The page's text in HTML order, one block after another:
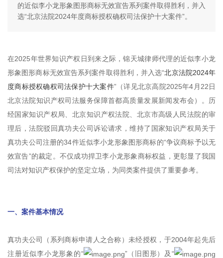
的近似李小龙形象图形商标无效宣告系列案件取得胜利，并入
选“北京法院2024年度商标授权确权司法保护十大案件”。
在2025年世界知识产权日到来之际，锦天城律师代理的近似李小龙
形象图形商标无效宣告系列案件取得胜利，并入选“北京法院2024年
度商标授权确权司法保护十大案件”（详见北京高院2025年4月22日
北京法院知识产权司法服务保障首都高质量发展新闻发布会）。历
经国家知识产权局、北京知识产权法院、北京市高级人民法院的审
理后，法院驳回真功夫公司诉讼请求，维持了国家知识产权局关于
真功夫公司注册的34件近似李小龙形象图形商标的“争议商标予以无
效宣告”的裁定。不仅成功捍卫李小龙形象商标权益，更彰显了我国
司法对知识产权保护的坚定立场，为同类案件提供了重要参考。
一、案件基本情况
真功夫公司（系列商标申请人之合称）未经授权，于2004年起先后
注册近似李小龙形象的“
”（旧图形）及“